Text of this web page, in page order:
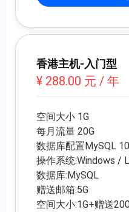
香港主机-入门型
¥ 288.00 元 / 年
空间大小 1G
每月流量 20G
数据库配置MySQL
操作系统:Windows /
数据库:MySQL
赠送邮箱:5G
空间大小:1G+赠送